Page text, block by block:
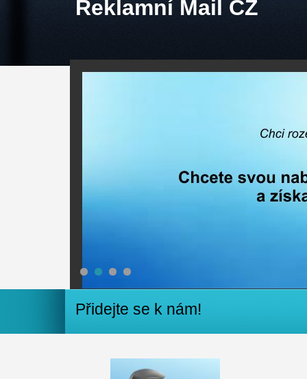
Reklamní Mail CZ
1 2 3
Přidejte se k nám!